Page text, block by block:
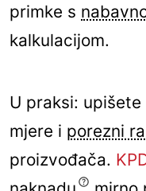
primke s
kalkulacijom.
U praksi:
mjere i porezni
proizvođača.